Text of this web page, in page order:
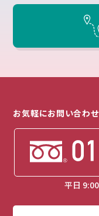
お気軽にお問い合わ
平日